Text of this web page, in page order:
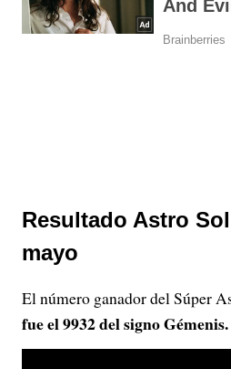
Resultado Astro
mayo
El número ganador del Súper
fue el 9932 del signo Gémenis.